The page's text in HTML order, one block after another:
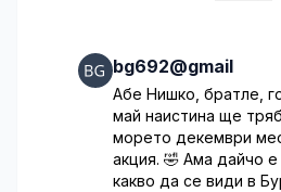
bg692@gmail
Абе Нишко, братле,
май наистина ще
морето декември
акция. 🤣 Ама дайчо
какво да се види в